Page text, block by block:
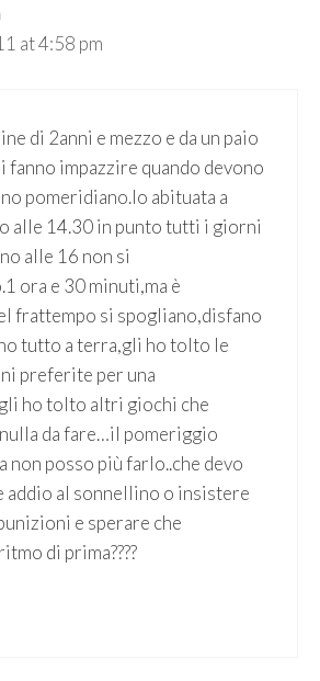
at 4:58 pm
di 2anni e mezzo e da un paio
fanno impazzire quando devono
pomeridiano.Io abituata a
alle 14.30 in punto tutti i giorni
alle 16 non si
ora e 30 minuti,ma è
frattempo si spogliano,disfano
tutto a terra,gli ho tolto le
preferite per una
ho tolto altri giochi che
da fare…il pomeriggio
non posso più farlo..che devo
addio al sonnellino o insistere
e sperare che
di prima????